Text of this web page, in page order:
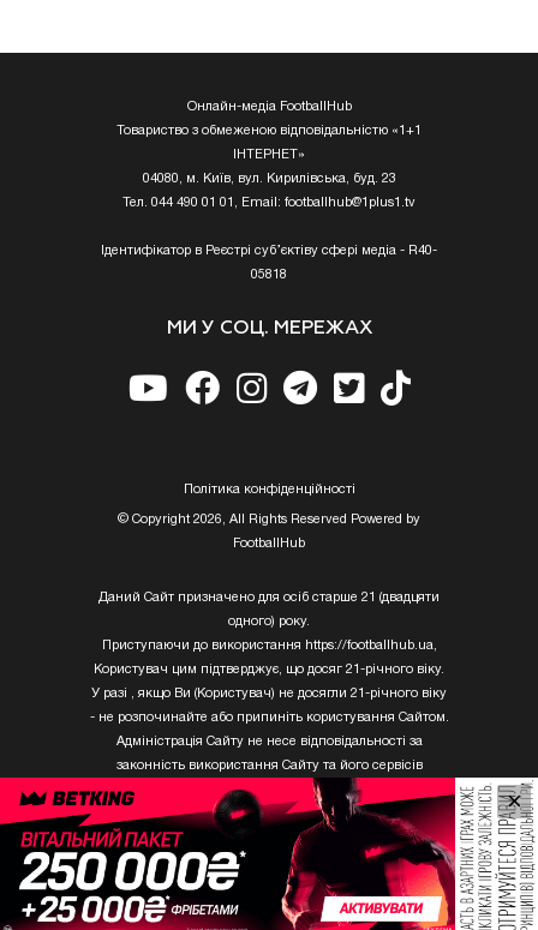
Онлайн-медіа FootballHub
Товариство з обмеженою відповідальністю «1+1
ІНТЕРНЕТ»
04080, м. Київ, вул. Кирилівська, буд. 23
Тел. 044 490 01 01, Email: footballhub@1plus1.tv
Ідентифікатор в Реєстрі суб’єктіву сфері медіа - R40-
05818
МИ У СОЦ. МЕРЕЖАХ
Полiтика конфiденцiйностi
© Copyright 2026, All Rights Reserved Powered by
FootballHub
Даний Сайт призначено для осіб старше 21 (двадцяти
одного) року.
Приступаючи до використання https://footballhub.ua,
Користувач цим підтверджує, що досяг 21-річного віку.
У разі , якщо Ви (Користувач) не досягли 21-річного віку
- не розпочинайте або припиніть користування Сайтом.
Адміністрація Сайту не несе відповідальності за
законність використання Сайту та його сервісів
Користувачем, який не досяг 21-річного віку.
Твори Getty Images, що розміщені на сайті, не можуть
бути використані третіми особами без письмового
дозволу ТОВ «ГЛОБАЛ ІМІДЖЕС ЮКРЕЙН.
×